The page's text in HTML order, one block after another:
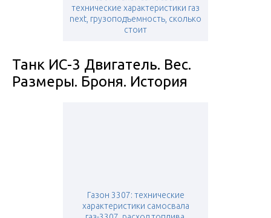
технические характеристики газ
next, грузоподъемность, сколько
стоит
Танк ИС-3 Двигатель. Вес.
Размеры. Броня. История
Газон 3307: технические
характеристики самосвала